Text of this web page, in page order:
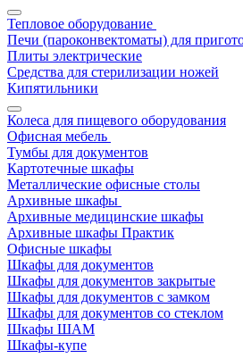
Тепловое оборудование
Печи (пароконвектоматы) для
Плиты электрические
Средства для стерилизации ножей
Кипятильники
Колеса для пищевого оборудования
Офисная мебель
Тумбы для документов
Картотечные шкафы
Металлические офисные столы
Архивные шкафы
Архивные медицинские шкафы
Архивные шкафы Практик
Офисные шкафы
Шкафы для документов
Шкафы для документов закрытые
Шкафы для документов с замком
Шкафы для документов со стеклом
Шкафы ШАМ
Шкафы-купе